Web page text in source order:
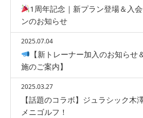
1周年記念｜新プラン登場＆入
ンのお知らせ
2025.07.04
【新トレーナー加入のお知らせ
施のご案内】
2025.03.27
【話題のコラボ】ジュラシック木
メニゴルフ！